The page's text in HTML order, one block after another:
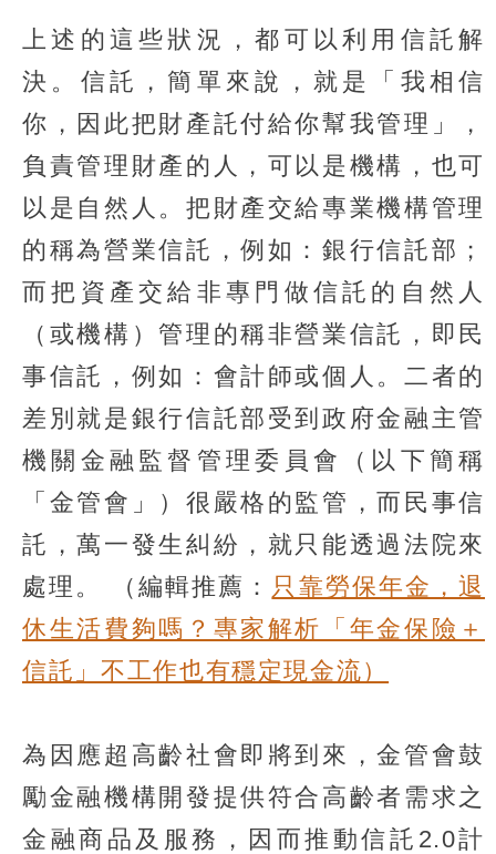
上述的這些狀況，都可以利用信託解
決。信託，簡單來說，就是「我相信
你，因此把財產託付給你幫我管理」，
負責管理財產的人，可以是機構，也可
以是自然人。把財產交給專業機構管理
的稱為營業信託，例如：銀行信託部；
而把資產交給非專門做信託的自然人
（或機構）管理的稱非營業信託，即民
事信託，例如：會計師或個人。二者的
差別就是銀行信託部受到政府金融主管
機關金融監督管理委員會（以下簡稱
「金管會」）很嚴格的監管，而民事信
託，萬一發生糾紛，就只能透過法院來
處理。
（編輯推薦： 只靠勞保年金，退
休生活費夠嗎？專家解析「年金保險＋
信託」不工作也有穩定現金流）
為因應超高齡社會即將到來，金管會鼓
勵金融機構開發提供符合高齡者需求之
金融商品及服務，因而推動信託2.0計